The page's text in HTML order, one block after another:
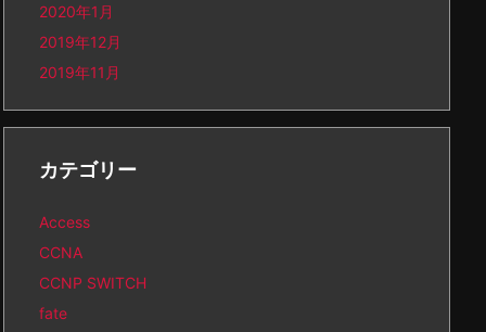
2020年1月
2019年12月
2019年11月
カテゴリー
Access
CCNA
CCNP SWITCH
fate